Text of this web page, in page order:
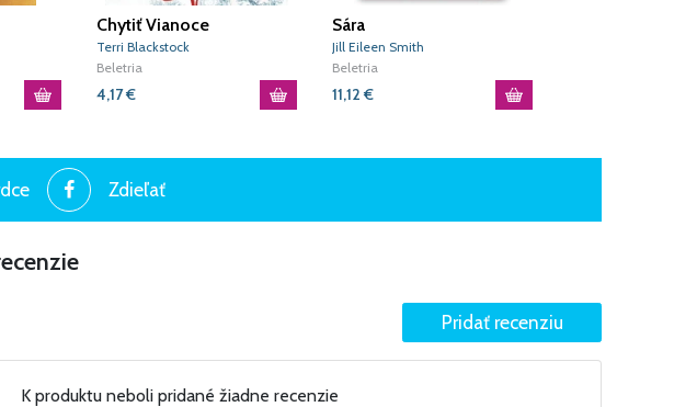
Chytiť Vianoce
Terri Blackstock
Beletria
4,17€
Sára
Jill Eileen Smith
Beletria
11,12 €
Zdieľať
K produktu neboli pridané žiadne recenzie